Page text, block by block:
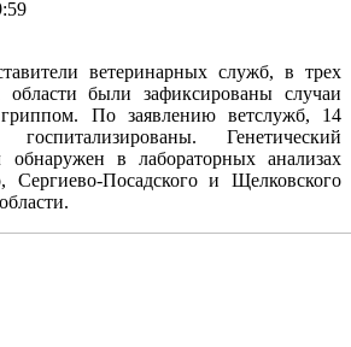
ветеринарных служб, в трех
области были зафиксированы случаи
По заявлению ветслужб, 14
Генетический
в лабораторных анализах
Посадского и Щелковского